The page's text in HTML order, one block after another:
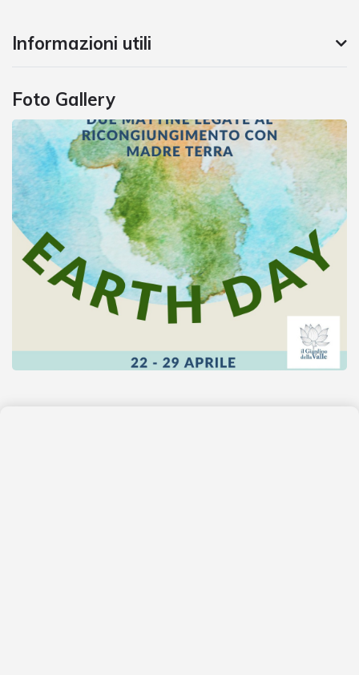
Informazioni utili
Foto Gallery